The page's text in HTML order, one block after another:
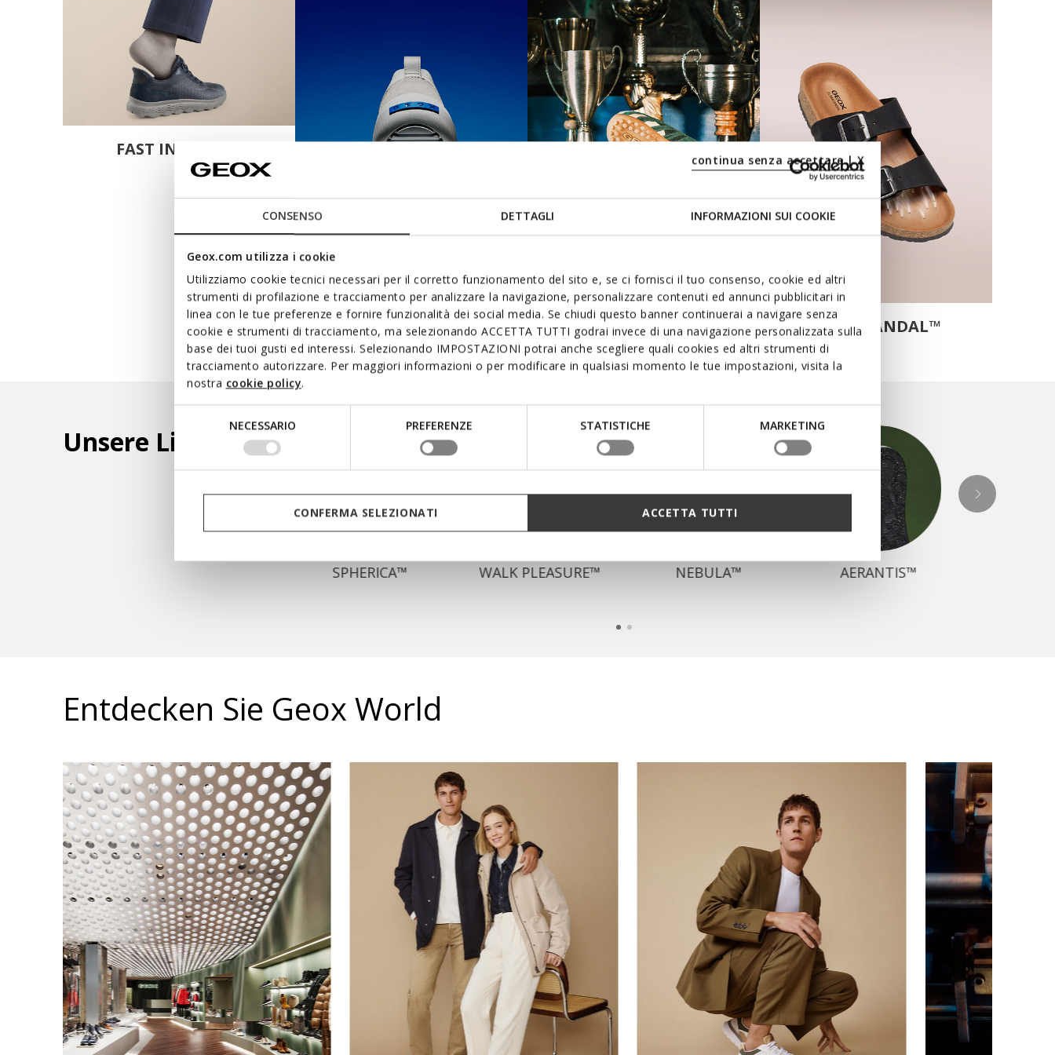
CONSENSO DETTAGLI INFORMAZIONI SUI COOKIE
Geox.com utilizza i cookie
Utilizziamo cookie tecnici necessari per il corretto funzionamento del sito e, se ci fornisci il tuo consenso, cookie ed altri
strumenti di profilazione e tracciamento per analizzare la navigazione, personalizzare contenuti ed annunci pubblicitari in
linea con le tue preferenze e fornire funzionalità dei social media. Se chiudi questo banner continuerai a navigare senza
cookie e strumenti di tracciamento, ma selezionando ACCETTA TUTTI godrai invece di una navigazione personalizzata sulla
base dei tuoi gusti ed interessi. Selezionando IMPOSTAZIONI potrai anche scegliere quali cookies ed altri strumenti di
tracciamento autorizzare. Per maggiori informazioni o per modificare in qualsiasi momento le tue impostazioni, visita la
nostra cookie policy.
del
consenso
NECESSARIO PREFERENZE STATISTICHE MARKETING
continua senza accettare | X
CONFERMA SELEZIONATI ACCETTA TUTTI
FAST IN SYSTEM
BLUE TOUCH SNAKE CLIMASANDAL™
Unsere Linien
SPHERICA™ WALK PLEASURE™ NEBULA™ AERANTIS™
Entdecken Sie Geox World